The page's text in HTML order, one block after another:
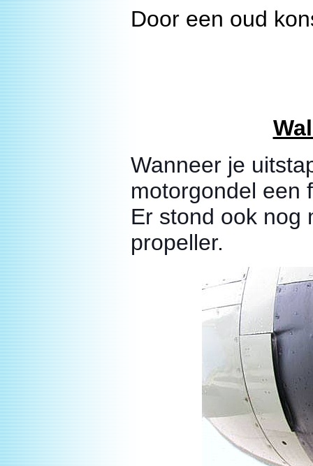
Door een oud
Wanneer je
motorgondel een
Er stond ook nog
propeller.